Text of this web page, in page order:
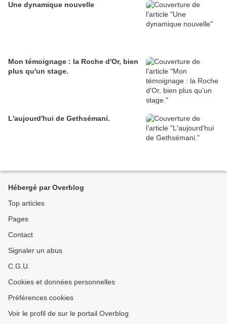
Une dynamique nouvelle
Mon témoignage : la Roche d'Or, bien
plus qu'un stage.
L'aujourd'hui de Gethsémani.
Hébergé par Overblog
Top articles
Pages
Contact
Signaler un abus
C.G.U.
Cookies et données personnelles
Préférences cookies
Voir le profil de sur le portail Overblog